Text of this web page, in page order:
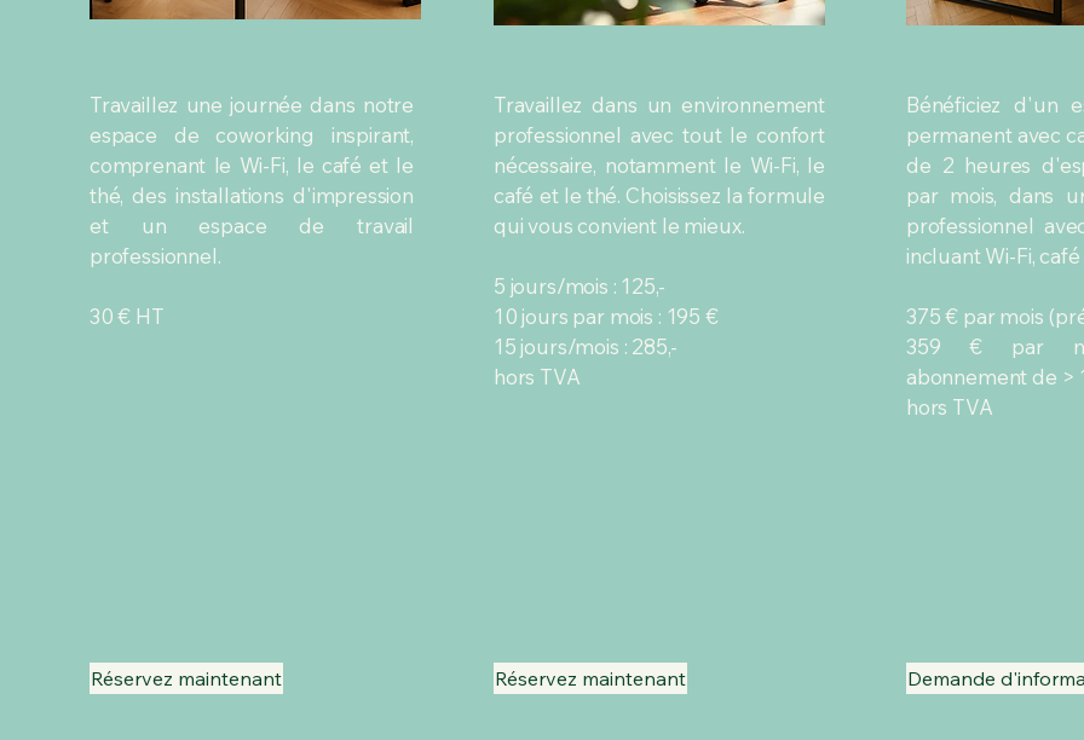
Travaillez une journée dans notre
espace de coworking inspirant,
comprenant le Wi-Fi, le café et le
thé, des installations d'impression
et un espace de travail
professionnel.
30 € HT
Réservez maintenant
Travaillez dans un environnement
professionnel avec tout le confort
nécessaire, notamment le Wi-Fi, le
café et le thé. Choisissez la formule
qui vous convient le mieux.
5 jours/mois : 125,-
10 jours par mois : 195 €
15 jours/mois : 285,-
hors TVA
Réservez maintenant
Bénéficiez d'un
permanent avec
de 2 heures
par mois, dans
professionnel
incluant Wi-Fi,
375 € par mois
359 € par
abonnement de >
hors TVA
Demande